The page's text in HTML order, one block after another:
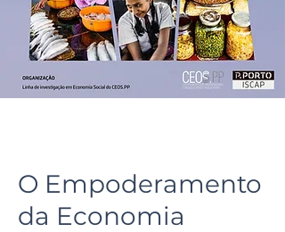
O Empoderamento
da Economia